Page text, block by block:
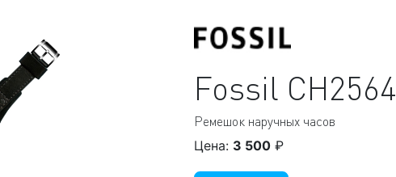
Fossil CH2564
Ремешок наручных часов
Цена: 3 500 ₽